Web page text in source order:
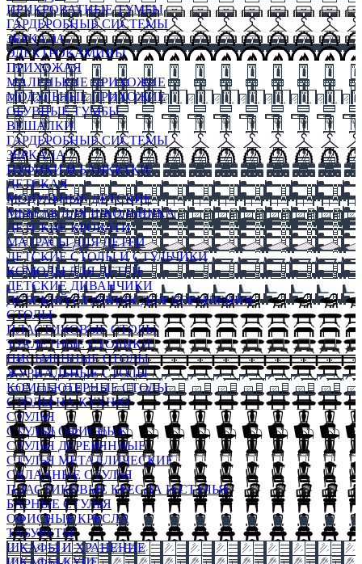
ПРИКРОВАТНЫЕ ТУМБЫ
ГАРДЕРОБНЫЕ СИСТЕМЫ
ЗЕРКАЛА
ЭЛЕКТРОКАМИНЫ
ПРИХОЖАЯ
МАЛЕНЬКИЕ ПРИХОЖИЕ
МОДУЛЬНЫЕ ПРИХОЖИЕ
ОБУВНЫЕ ТУМБЫ
ВЕШАЛКИ
ГАРДЕРОБНЫЕ СИСТЕМЫ
ЗЕРКАЛА
ПУФИКИ И БАНКЕТКИ
ДЕТСКАЯ
МОДУЛЬНЫЕ ДЕТСКИЕ
МЕБЕЛЬ ДЛЯ ШКОЛЬНИКА
ДЕТСКИЕ КРОВАТИ
МАТРАСЫ ДЛЯ ДЕТЕЙ
ДЕТСКИЕ СТОЛЫ И СТУЛЬЧИКИ
КОМОДЫ ДЛЯ ДЕТЕЙ
ДЕТСКИЕ ДИВАНЧИКИ
ДЕТСКИЙ СТУЛЬЧИК ДЛЯ КОРМЛЕНИЯ
СТОЛЫ
ПЛАСТИКОВЫЕ СТОЛЫ
ТУАЛЕТНЫЕ СТОЛИКИ
ПИСЬМЕННЫЕ СТОЛЫ
ЖУРНАЛЬНЫЕ СТОЛЫ
КОМПЬЮТЕРНЫЕ СТОЛЫ
СТОЛЫ НА КУХНЮ
СТУЛЬЯ
СТУЛЬЯ ОФИСНЫЕ
СТУЛЬЯ ДЕРЕВЯННЫЕ
СТУЛЬЯ МЕТАЛЛИЧЕСКИЕ
СКЛАДНЫЕ СТУЛЬЯ
ПЛАСТИКОВЫЕ КРЕСЛА И СТУЛЬЯ
БАРНЫЕ СТУЛЬЯ
ОФИСНЫЕ КРЕСЛА
ТАБУРЕТЫ
ШКАФЫ И ХРАНЕНИЕ